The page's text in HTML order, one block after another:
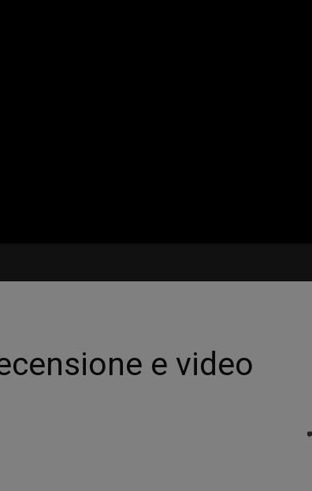
e video